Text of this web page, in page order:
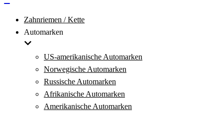
Zahnriemen / Kette
Automarken
US-amerikanische Automarken
Norwegische Automarken
Russische Automarken
Afrikanische Automarken
Amerikanische Automarken